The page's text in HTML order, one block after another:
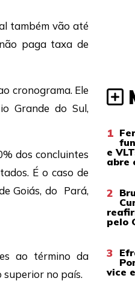
também vão até
paga taxa de
cronograma. Ele
Grande do Sul,
dos concluintes
É o caso de
Goiás, do Pará,
ao término da
no país.
1
e
abre
2
pelo
3
vice